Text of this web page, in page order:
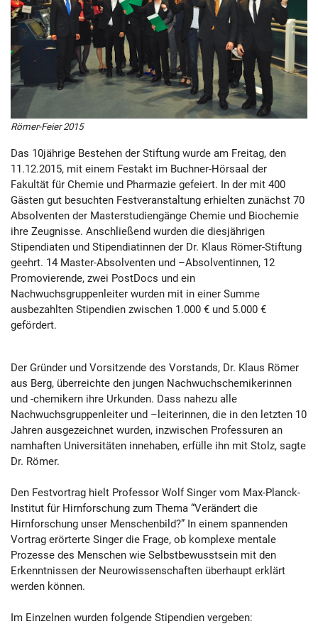
Römer-Feier 2015
Das 10jährige Bestehen der Stiftung wurde am Freitag, den
11.12.2015, mit einem Festakt im Buchner-Hörsaal der
Fakultät für Chemie und Pharmazie gefeiert. In der mit 400
Gästen gut besuchten Festveranstaltung erhielten zunächst 70
Absolventen der Masterstudiengänge Chemie und Biochemie
ihre Zeugnisse. Anschließend wurden die diesjährigen
Stipendiaten und Stipendiatinnen der Dr. Klaus Römer-Stiftung
geehrt. 14 Master-Absolventen und –Absolventinnen, 12
Promovierende, zwei PostDocs und ein
Nachwuchsgruppenleiter wurden mit in einer Summe
ausbezahlten Stipendien zwischen 1.000 € und 5.000 €
gefördert.
Der Gründer und Vorsitzende des Vorstands, Dr. Klaus Römer
aus Berg, überreichte den jungen Nachwuchschemikerinnen
und -chemikern ihre Urkunden. Dass nahezu alle
Nachwuchsgruppenleiter und –leiterinnen, die in den letzten 10
Jahren ausgezeichnet wurden, inzwischen Professuren an
namhaften Universitäten innehaben, erfülle ihn mit Stolz, sagte
Dr. Römer.
Den Festvortrag hielt Professor Wolf Singer vom Max-Planck-
Institut für Hirnforschung zum Thema “Verändert die
Hirnforschung unser Menschenbild?” In einem spannenden
Vortrag erörterte Singer die Frage, ob komplexe mentale
Prozesse des Menschen wie Selbstbewusstsein mit den
Erkenntnissen der Neurowissenschaften überhaupt erklärt
werden können.
Im Einzelnen wurden folgende Stipendien vergeben: